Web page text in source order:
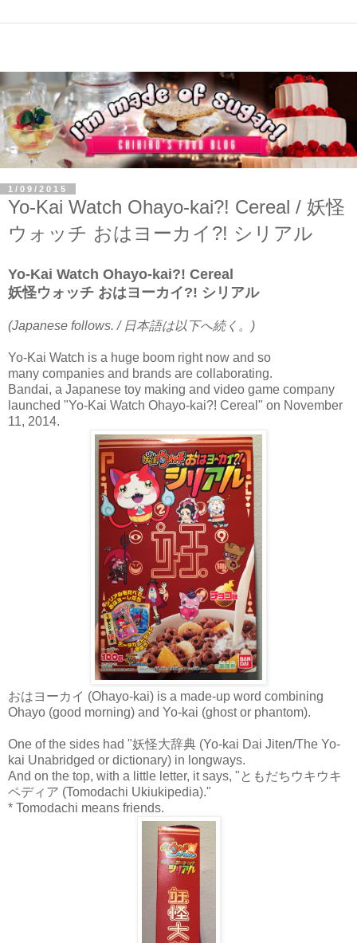
1/09/2015
Yo-Kai Watch Ohayo-kai?! Cereal / 妖怪
ウォッチ おはヨーカイ?! シリアル
Yo-Kai Watch Ohayo-kai?! Cereal
妖怪ウォッチ おはヨーカイ?! シリアル
(Japanese follows. / 日本語は以下へ続く。)
Yo-Kai Watch is a huge boom right now and so
many companies and brands are collaborating.
Bandai, a Japanese toy making and video game company
launched "Yo-Kai Watch Ohayo-kai?! Cereal" on November
11, 2014.
おはヨーカイ (Ohayo-kai) is a made-up word combining
Ohayo (good morning) and Yo-kai (ghost or phantom).
One of the sides had "妖怪大辞典 (Yo-kai Dai Jiten/The Yo-
kai Unabridged or dictionary) in longways.
And on the top, with a little letter, it says, "ともだちウキウキ
ペディア (Tomodachi Ukiukipedia)."
* Tomodachi means friends.